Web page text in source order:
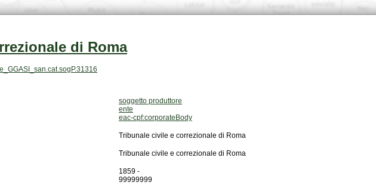
di Roma
soggetto produttore
ente
eac-cpf:corporateBody
Tribunale civile e correzionale di Roma
Tribunale civile e correzionale di Roma
1859 -
99999999